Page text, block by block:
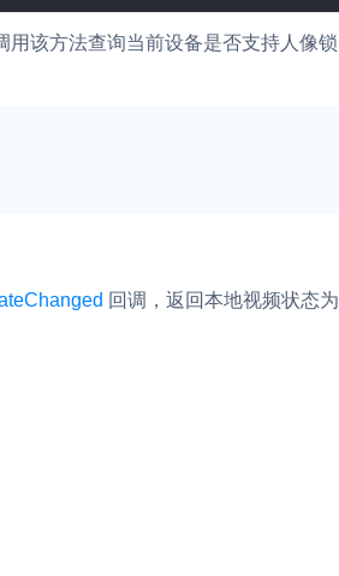
用该方法查询当前设备是否支持人像锁
回调，返回本地视频状态为